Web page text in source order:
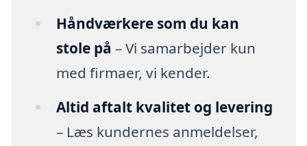
Håndværkere som du kan
stole på – Vi samarbejder kun
med firmaer, vi kender.
Altid aftalt kvalitet og levering
– Læs kundernes anmeldelser,